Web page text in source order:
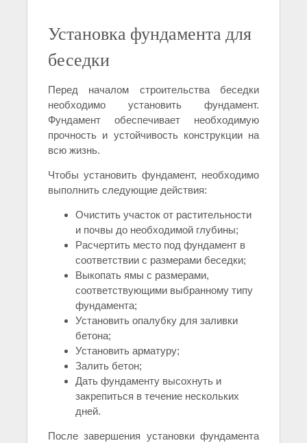
Установка фундамента для
беседки
Перед началом строительства беседки
необходимо установить фундамент.
Фундамент обеспечивает необходимую
прочность и устойчивость конструкции на
всю жизнь.
Чтобы установить фундамент, необходимо
выполнить следующие действия:
Очистить участок от растительности
и почвы до необходимой глубины;
Расчертить место под фундамент в
соответствии с размерами беседки;
Выкопать ямы с размерами,
соответствующими выбранному типу
фундамента;
Установить опалубку для заливки
бетона;
Установить арматуру;
Залить бетон;
Дать фундаменту высохнуть и
закрепиться в течение нескольких
дней.
После завершения установки фундамента